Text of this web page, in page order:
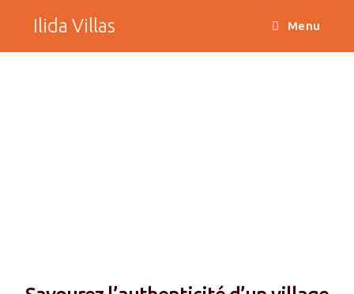
Ilida Villas Menu